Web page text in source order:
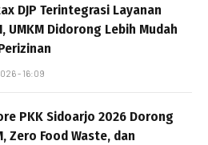
DJP Terintegrasi Layanan
UMKM Didorong Lebih Mudah
- 16:09
PKK Sidoarjo 2026 Dorong
Zero Food Waste, dan